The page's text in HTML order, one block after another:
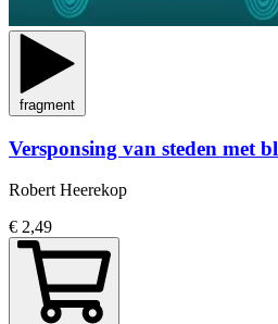
fragment
Versponsing van steden met
Robert Heerekop
€ 2,49